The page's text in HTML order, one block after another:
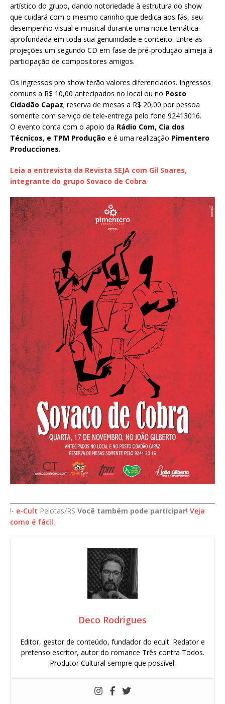
artístico do grupo, dando notoriedade à estrutura do show
que cuidará com o mesmo carinho que dedica aos fãs, seu
desempenho visual e musical durante uma noite temática
aprofundada em toda sua genuinidade e conceito. Entre as
projeções um segundo CD em fase de pré-produção almeja à
participação de compositores amigos.
Os ingressos pro show terão valores diferenciados. Ingressos
comuns a R$ 10,00 antecipados no local ou no Posto
Cidadão Capaz; reserva de mesas a R$ 20,00 por pessoa
somente com serviço de tele-entrega pelo fone 92413016.
O evento conta com o apoio da Rádio Com, Cia dos
Técnicos, e TPM Produção e é uma realização Pimentero
Producciones.
Leia a entrevista da Revista SEJA com Gil Soares,
integrante do grupo Sovaco de Cobra.
!- e-Cult Pelotas/RS Você também pode participar! Veja
como é fácil.
Deco Rodrigues
Editor, gestor de conteúdo, fundador do ecult. Redator e
pretenso escritor, autor do romance Três contra Todos.
Produtor Cultural sempre que possível.